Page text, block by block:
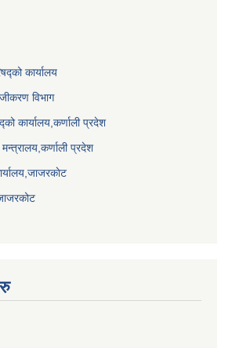
कार्यालय
विभाग
कार्यालय,कर्णाली प्रदेश
प्रदेश